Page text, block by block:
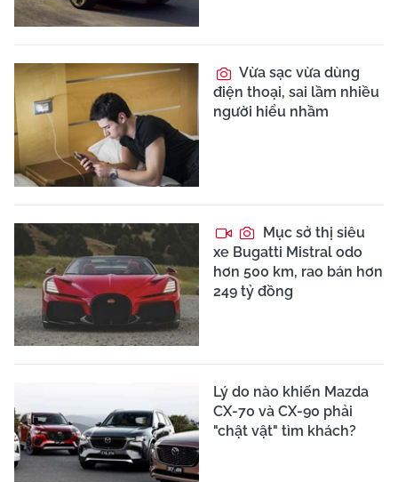
Vừa sạc vừa dùng
điện thoại, sai lầm nhiều
người hiểu nhầm
Mục sở thị siêu
xe Bugatti Mistral odo
hơn 500 km, rao bán hơn
249 tỷ đồng
Lý do nào khiến Mazda
CX-70 và CX-90 phải
"chật vật" tìm khách?